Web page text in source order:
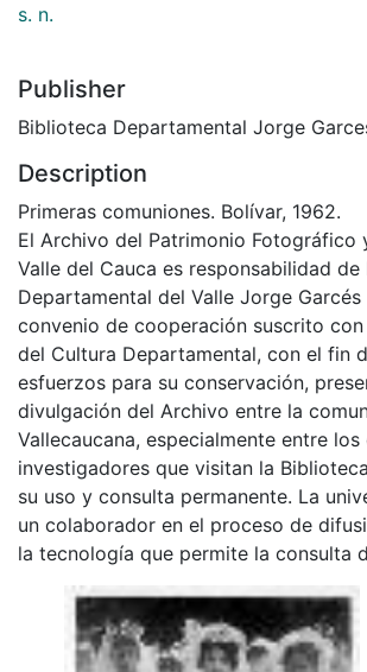
s. n.
Publisher
Biblioteca Departamental Jorge
Description
Primeras comuniones. Bolívar, 1962.
El Archivo del Patrimonio Fotográfico
Valle del Cauca es responsabilidad
Departamental del Valle Jorge
convenio de cooperación suscrito con
del Cultura Departamental, con el fin
esfuerzos para su conservación,
divulgación del Archivo entre la
Vallecaucana, especialmente entre
investigadores que visitan la
su uso y consulta permanente. La
un colaborador en el proceso de
la tecnología que permite la consulta